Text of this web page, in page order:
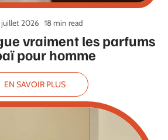
vraiment les parfums
pour homme
2026 18 min read
EN SAVOIR PLUS